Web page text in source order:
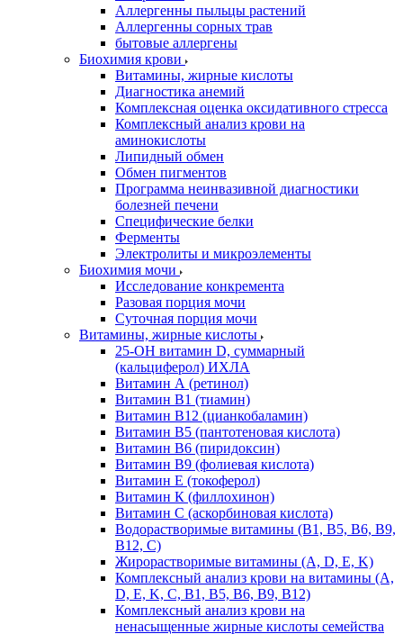
Аллергенны пыльцы растений
Аллергенны сорных трав
бытовые аллергены
Биохимия крови
Витамины, жирные кислоты
Диагностика анемий
Комплексная оценка оксидативного стресса
Комплексный анализ крови на
аминокислоты
Липидный обмен
Обмен пигментов
Программа неинвазивной диагностики
болезней печени
Специфические белки
Ферменты
Электролиты и микроэлементы
Биохимия мочи
Исследование конкремента
Разовая порция мочи
Суточная порция мочи
Витамины, жирные кислоты
25-OH витамин D, суммарный
(кальциферол) ИХЛА
Витамин А (ретинол)
Витамин В1 (тиамин)
Витамин В12 (цианкобаламин)
Витамин В5 (пантотеновая кислота)
Витамин В6 (пиридоксин)
Витамин В9 (фолиевая кислота)
Витамин Е (токоферол)
Витамин К (филлохинон)
Витамин С (аскорбиновая кислота)
Водорастворимые витамины (B1, B5, B6, В9,
В12, С)
Жирорастворимые витамины (A, D, E, K)
Комплексный анализ крови на витамины (A,
D, E, K, C, B1, B5, B6, В9, B12)
Комплексный анализ крови на
ненасыщенные жирные кислоты семейства